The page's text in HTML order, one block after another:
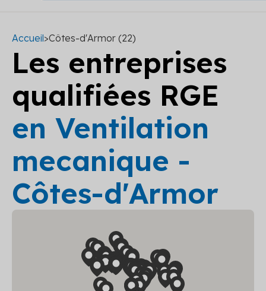
Accueil>Côtes-d'Armor (22)
Les entreprises
qualifiées RGE
en Ventilation
mecanique -
Côtes-d'Armor